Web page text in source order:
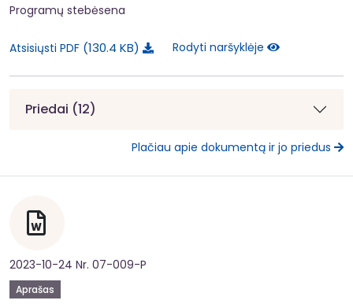
Programų stebėsena
Atsisiųsti PDF 130.4 KB Rodyti naršyklėje
Priedai (12)
Plačiau apie dokumentą ir jo priedus
2023-10-24 Nr. 07-009-P
Aprašas